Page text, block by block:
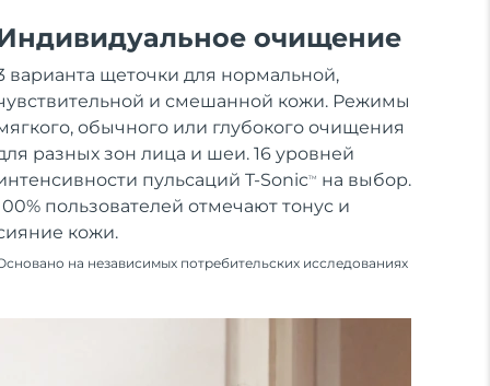
очищение
варианта щеточки для нормальной,
и смешанной кожи. Режимы
обычного или глубокого очищения
разных зон лица и шеи. 16 уровней
пульсаций T-SonicTM
на выбор.
пользователей отмечают тонус и
кожи.
на независимых потребительских исследованиях